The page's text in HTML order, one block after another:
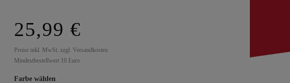
25,99 €
Preise inkl. MwSt. zzgl. Versandkosten
Mindestbestellwert 10 Euro
Farbe wählen